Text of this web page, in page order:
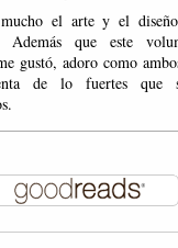
el arte y el
Además que este
gustó, adoro como
de lo fuertes que